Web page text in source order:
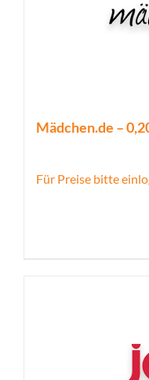
Mädchen.de –
Für Preise bitte